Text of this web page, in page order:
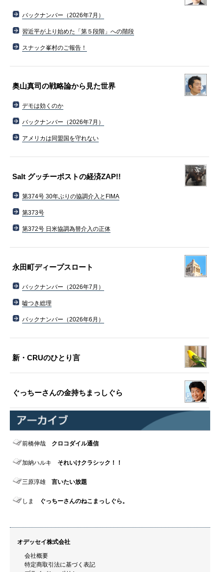
バックナンバー（2026年7月）
習近平が上り始めた「第５段階」への階段
スナック峯村のご報告！
奥山真司の戦略論から見た世界
デモは効くのか
バックナンバー（2026年7月）
アメリカは同盟国を守れない
Salt グッチーポストの経済ZAP!!
第374号 30年ぶりの協調介入とFIMA
第373号
第372号 日米協調為替介入の正体
永田町ディープスロート
バックナンバー（2026年7月）
嘘つき総理
バックナンバー（2026年6月）
新・CRUのひとり言
ぐっちーさんの金持ちまっしぐら
前橋伸哉 クロコダイル通信
加納ハルキ それいけクラシック！！
三原淳雄 言いたい放題
しま ぐっちーさんのねこまっしぐら。
オデッセイ株式会社
会社概要
特定商取引法に基づく表記